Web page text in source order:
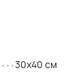
30x40 см